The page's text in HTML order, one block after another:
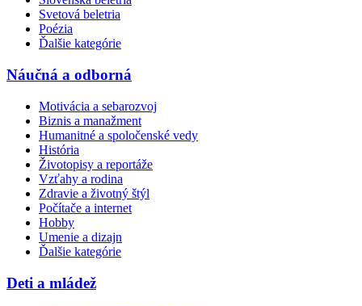
Svetová beletria
Poézia
Ďalšie kategórie
Náučná a odborná
Motivácia a sebarozvoj
Biznis a manažment
Humanitné a spoločenské vedy
História
Životopisy a reportáže
Vzťahy a rodina
Zdravie a životný štýl
Počítače a internet
Hobby
Umenie a dizajn
Ďalšie kategórie
Deti a mládež